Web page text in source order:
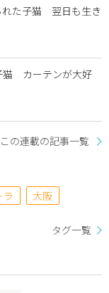
れた子猫 翌日も生き
猫 カーテンが大好
この連載の記事一覧
ラ 大阪
タグ一覧